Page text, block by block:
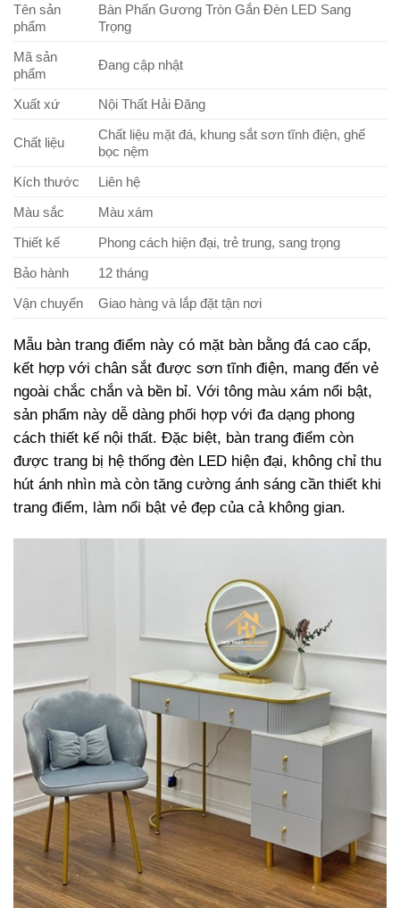
Tên sản
phẩm
Bàn Phấn Gương Tròn Gắn Đèn LED Sang
Trọng
Mã sản
phẩm
Đang cập nhật
Xuất xứ Nội Thất Hải Đăng
Chất liệu
Chất liệu mặt đá, khung sắt sơn tĩnh điện, ghế
bọc nệm
Kích thước
Liên hệ
Màu sắc
Màu xám
Thiết kế
Phong cách hiện đại, trẻ trung, sang trọng
Bảo hành
12 tháng
Vận chuyển
Giao hàng và lắp đặt tận nơi
Mẫu bàn trang điểm này có mặt bàn bằng đá cao cấp,
kết hợp với chân sắt được sơn tĩnh điện, mang đến vẻ
ngoài chắc chắn và bền bỉ. Với tông màu xám nổi bật,
sản phẩm này dễ dàng phối hợp với đa dạng phong
cách thiết kế nội thất. Đặc biệt, bàn trang điểm còn
được trang bị hệ thống đèn LED hiện đại, không chỉ thu
hút ánh nhìn mà còn tăng cường ánh sáng cần thiết khi
trang điểm, làm nổi bật vẻ đẹp của cả không gian.